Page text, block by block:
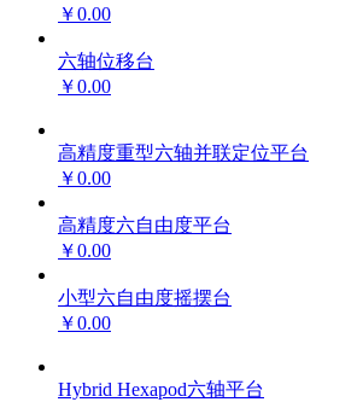
￥0.00
六轴位移台
￥0.00
高精度重型六轴并联定位平台
￥0.00
高精度六自由度平台
￥0.00
小型六自由度摇摆台
￥0.00
Hybrid Hexapod六轴平台